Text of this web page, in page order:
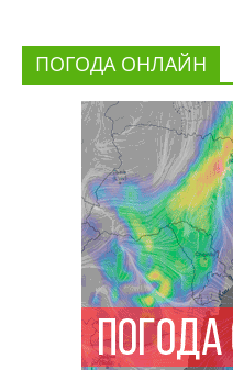
ПОГОДА ОНЛАЙН